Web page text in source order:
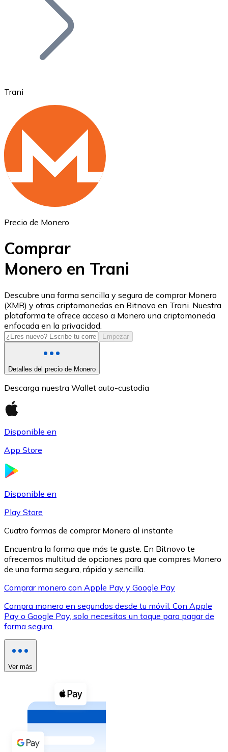
Ethereum
ETH
USD Coin
USDC
XRP
XRP
Efectivo
Comprar con efectivo
Transferencia SEPA
Añade fondos a tu cuenta Bitnovo o realiza compras
Trani
Precio de Monero
Comprar
Monero en Trani
Descubre una forma sencilla y segura de comprar Monero
(XMR) y otras criptomonedas en Bitnovo en Trani. Nuestra
plataforma te ofrece acceso a Monero una criptomoneda
enfocada en la privacidad.
Empezar
Detalles del precio de Monero
Descarga nuestra Wallet auto-custodia
Disponible en
App Store
Disponible en
Play Store
Cuatro formas de comprar Monero al instante
Encuentra la forma que más te guste. En Bitnovo te
ofrecemos multitud de opciones para que compres Monero
de una forma segura, rápida y sencilla.
Comprar monero con Apple Pay y Google Pay
Compra monero en segundos desde tu móvil. Con Apple
Pay o Google Pay, solo necesitas un toque para pagar de
forma segura.
Ver más